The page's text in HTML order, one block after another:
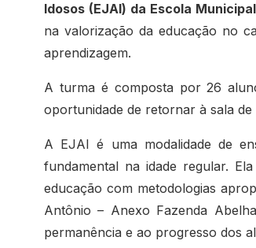
Idosos (EJAI) da Escola
na valorização da educação no
aprendizagem.
A turma é composta por 26
oportunidade de retornar à sala
A EJAI é uma modalidade de
fundamental na idade regular.
educação com metodologias
Antônio – Anexo Fazenda
permanência e ao progresso dos